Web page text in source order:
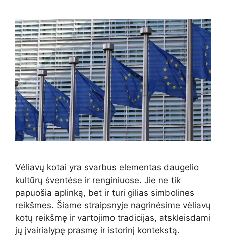
Vėliavų kotai yra svarbus elementas daugelio
kultūrų šventėse ir renginiuose. Jie ne tik
papuošia aplinką, bet ir turi gilias simbolines
reikšmes. Šiame straipsnyje nagrinėsime vėliavų
kotų reikšmę ir vartojimo tradicijas, atskleisdami
jų įvairialypę prasmę ir istorinį kontekstą.